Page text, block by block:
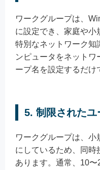
ワークグループは、
に設定でき、家庭や小
特別なネットワーク知
ンピュータをネット
ープ名を設定するだけ
5. 制限されたユ
ワークグループは、
にしているため、同時
あります。通常、10